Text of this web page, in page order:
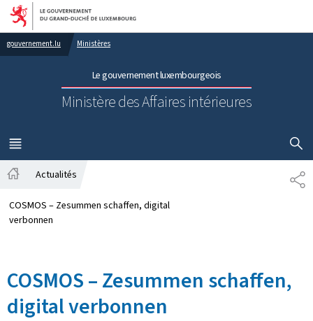
Aller au menu principal
Aller au contenu
gouvernement.lu Ministères
Le gouvernement luxembourgeois
Ministère des Affaires intérieures
MENU
PRINCIPAL
Actualités
COSMOS – Zesummen schaffen, digital
verbonnen
COSMOS – Zesummen schaffen,
digital verbonnen